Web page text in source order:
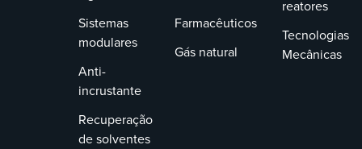
Sistemas
modulares
Anti-
incrustante
Recuperação
de solventes
Farmacêuticos
Gás natural
reatores
Tecnologias
Mecânicas